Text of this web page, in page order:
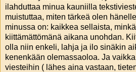
ilahduttaa minua kauniilla
muistuttaa, miten tärkeä olen
minussa on: kaikkea sellaista,
kiittämättömänä aikana unohdan.
olla niin enkeli, lahja ja ilo sinäkin
kenenkään olemassaoloa. Ja
viesteihin ( lähes aina vastaan,